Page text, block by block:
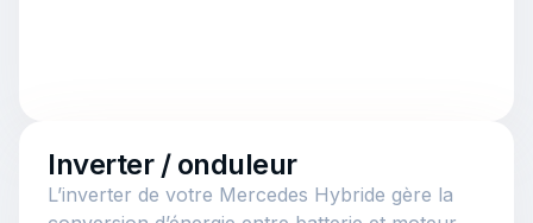
Inverter / onduleur
L’inverter de votre Mercedes Hybride gère la